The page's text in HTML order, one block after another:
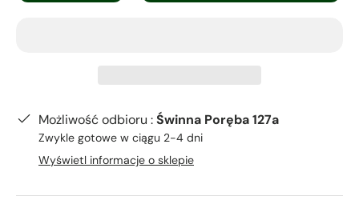
Możliwość odbioru :Świnna Poręba 127a
Zwykle gotowe w ciągu 2-4 dni
Wyświetl informacje o sklepie